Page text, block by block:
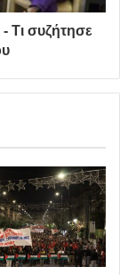
Χολαργού.
Τι συζήτησε